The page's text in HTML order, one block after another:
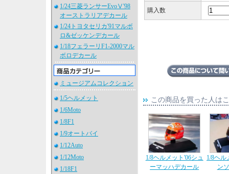
1/24三菱ランサーEvoⅤ'98
オーストラリアデカール
1/24トヨタセリカ'91マルボ
ロ&ゼッケンデカール
1/18フェラーリF1-2000マル
ボロデカール
ミュージアムコレクション
1/5ヘルメット
1/6Moto
1/8F1
1/9オートバイ
1/12Auto
1/12Moto
1/18F1
購入数
この商品を買った人は
1/8ヘルメット'06シュ
ーマッハデカール
1/8ヘル
ン